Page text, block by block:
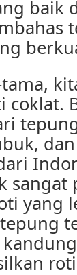
baik
tama,
coklat.
yang